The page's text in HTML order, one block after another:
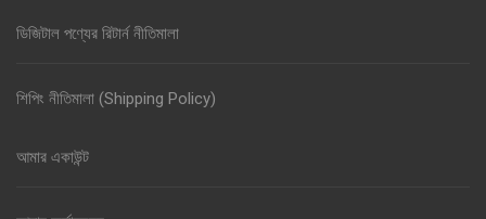
ডিজিটাল পণ্যের রিটার্ন নীতিমালা
শিপিং নীতিমালা (Shipping Policy)
আমার একাউন্ট